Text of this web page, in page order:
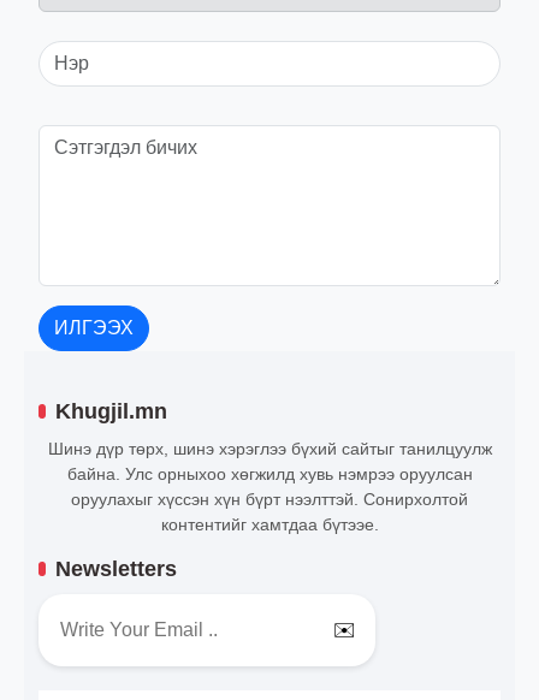
ИЛГЭЭХ
Khugjil.mn
Шинэ дүр төрх, шинэ хэрэглээ бүхий сайтыг танилцуулж
байна. Улс орныхоо хөгжилд хувь нэмрээ оруулсан
оруулахыг хүссэн хүн бүрт нээлттэй. Сонирхолтой
контентийг хамтдаа бүтээе.
Newsletters
✉️